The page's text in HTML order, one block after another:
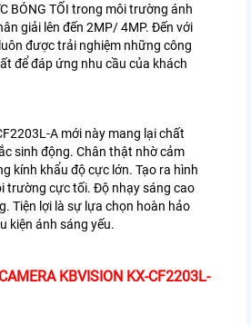
BÓNG TỐI trong môi trường ánh
giải lên đến 2MP/ 4MP. Đến với
được trải nghiệm những công
để đáp ứng nhu cầu của khách
A mới này mang lại chất
sinh động. Chân thật nhờ cảm
kính khẩu độ cực lớn. Tạo ra hình
trường cực tối. Độ nhạy sáng cao
Tiện lợi là sự lựa chọn hoàn hảo
kiện ánh sáng yếu.
KBVISION KX-CF2203L-